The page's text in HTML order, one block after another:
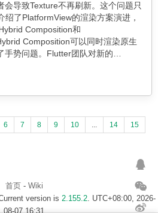
会导致Texture不再刷新。这个问题只
绍了PlatformView的渲染方案演进，
Composition和
Composition可以同时渲染原生
手势问题。Flutter团队对新的
时适配。对于外接纹理的刷新机
渲染完成时，通过Android
的实现分析，Java层回调正
6 7 8 9 10 ... 14
15
首页- Wiki
Current version is 2.155.2. UTC+08:00, 2026-
08-07 16:31